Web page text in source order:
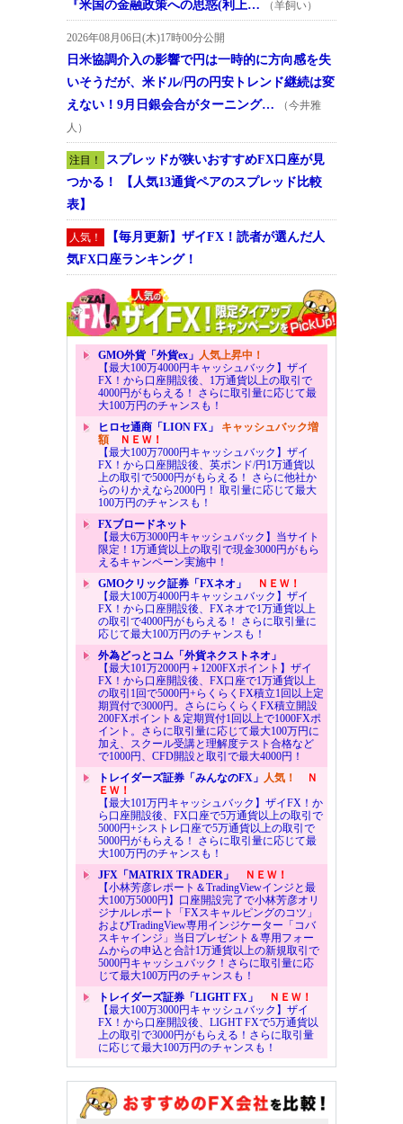
『米国の金融政策への思惑(利上… （羊飼い）
2026年08月06日(木)17時00分公開
日米協調介入の影響で円は一時的に方向感を失
いそうだが、米ドル/円の円安トレンド継続は変
えない！9月日銀会合がターニング…
（今井雅
人）
注目！
スプレッドが狭いおすすめFX口座が見
つかる！ 【人気13通貨ペアのスプレッド比較
表】
人気！
【毎月更新】ザイFX！読者が選んだ人
気FX口座ランキング！
GMO外貨「外貨ex」 人気上昇中！
【最大100万4000円キャッシュバック】ザイ
FX！から口座開設後、1万通貨以上の取引で
4000円がもらえる！ さらに取引量に応じて最
大100万円のチャンスも！
ヒロセ通商「LION FX」 キャッシュバック増
額ＮＥＷ！
【最大100万7000円キャッシュバック】ザイ
FX！から口座開設後、英ポンド/円1万通貨以
上の取引で5000円がもらえる！ さらに他社か
らのりかえなら2000円！ 取引量に応じて最大
100万円のチャンスも！
FXブロードネット
【最大6万3000円キャッシュバック】当サイト
限定！1万通貨以上の取引で現金3000円がもら
えるキャンペーン実施中！
GMOクリック証券「FXネオ」
ＮＥＷ！
【最大100万4000円キャッシュバック】ザイ
FX！から口座開設後、FXネオで1万通貨以上
の取引で4000円がもらえる！ さらに取引量に
応じて最大100万円のチャンスも！
外為どっとコム「外貨ネクストネオ」
【最大101万2000円＋1200FXポイント】ザイ
FX！から口座開設後、FX口座で1万通貨以上
の取引1回で5000円+らくらくFX積立1回以上定
期買付で3000円。さらにらくらくFX積立開設
200FXポイント＆定期買付1回以上で1000FXポ
イント。さらに取引量に応じて最大100万円に
加え、スクール受講と理解度テスト合格など
で1000円、CFD開設と取引で最大4000円！
トレイダーズ証券「みんなのFX」 人気！
Ｎ
ＥＷ！
【最大101万円キャッシュバック】ザイFX！か
ら口座開設後、FX口座で5万通貨以上の取引で
5000円+シストレ口座で5万通貨以上の取引で
5000円がもらえる！ さらに取引量に応じて最
大100万円のチャンスも！
JFX「MATRIX TRADER」
ＮＥＷ！
【小林芳彦レポート＆TradingViewインジと最
大100万5000円】口座開設完了で小林芳彦オリ
ジナルレポート「FXスキャルピングのコツ」
およびTradingView専用インジケーター「コバ
スキャインジ」当日プレゼント＆専用フォー
ムからの申込と合計1万通貨以上の新規取引で
5000円キャッシュバック！さらに取引量に応
じて最大100万円のチャンスも！
トレイダーズ証券「LIGHT FX」
ＮＥＷ！
【最大100万3000円キャッシュバック】ザイ
FX！から口座開設後、LIGHT FXで5万通貨以
上の取引で3000円がもらえる！さらに取引量
に応じて最大100万円のチャンスも！